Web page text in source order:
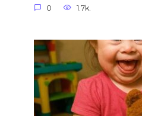
0 1.7k.